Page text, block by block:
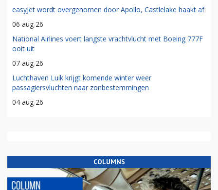
easyJet wordt overgenomen door Apollo, Castlelake haakt af
06 aug 26
National Airlines voert langste vrachtvlucht met Boeing 777F
ooit uit
07 aug 26
Luchthaven Luik krijgt komende winter weer
passagiersvluchten naar zonbestemmingen
04 aug 26
COLUMNS